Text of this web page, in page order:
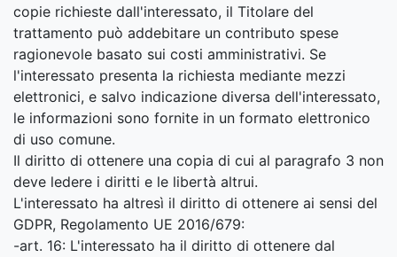
copie richieste dall'interessato, il Titolare del
trattamento può addebitare un contributo spese
ragionevole basato sui costi amministrativi. Se
l'interessato presenta la richiesta mediante mezzi
elettronici, e salvo indicazione diversa dell'interessato,
le informazioni sono fornite in un formato elettronico
di uso comune.
Il diritto di ottenere una copia di cui al paragrafo 3 non
deve ledere i diritti e le libertà altrui.
L'interessato ha altresì il diritto di ottenere ai sensi del
GDPR, Regolamento UE 2016/679:
-art. 16: L'interessato ha il diritto di ottenere dal